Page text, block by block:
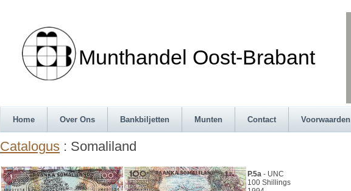
Munthandel Oost-Brabant
Home Over Ons Bankbiljetten Munten Contact Voorwaarden
Catalogus : Somaliland
P.5a - UNC
100 Shillings